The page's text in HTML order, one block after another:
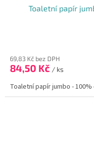
Toaletní papír
69,83 Kč bez DPH
84,50 Kč / ks
Toaletní papír jumbo -